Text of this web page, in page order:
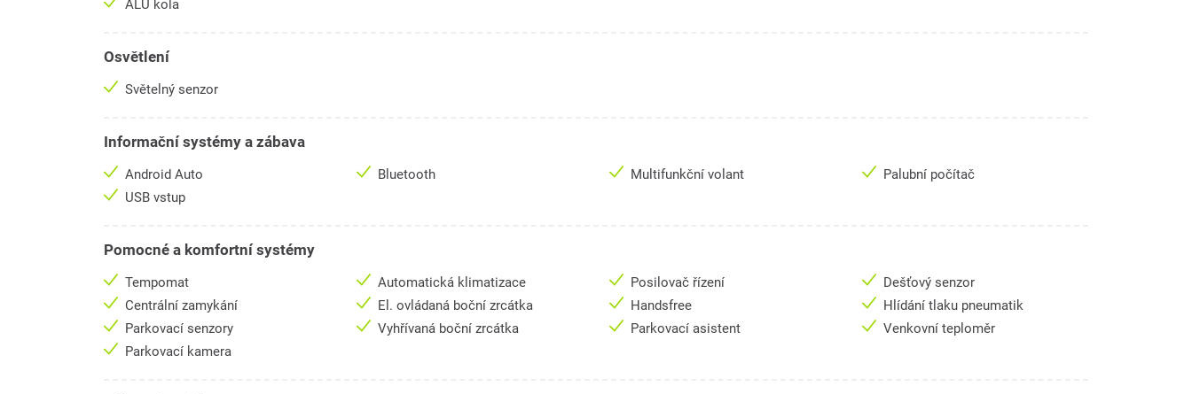
ALU kola
Osvětlení
Světelný senzor
Informační systémy a zábava
Android Auto Bluetooth Multifunkční volant
Palubní počítač
USB vstup
Pomocné a komfortní systémy
Tempomat Automatická klimatizace Posilovač řízení
Dešťový senzor
Centrální zamykání
El. ovládaná boční zrcátka Handsfree
Hlídání tlaku pneumatik
Parkovací senzory
Vyhřívaná boční zrcátka Parkovací asistent
Venkovní teploměr
Parkovací kamera